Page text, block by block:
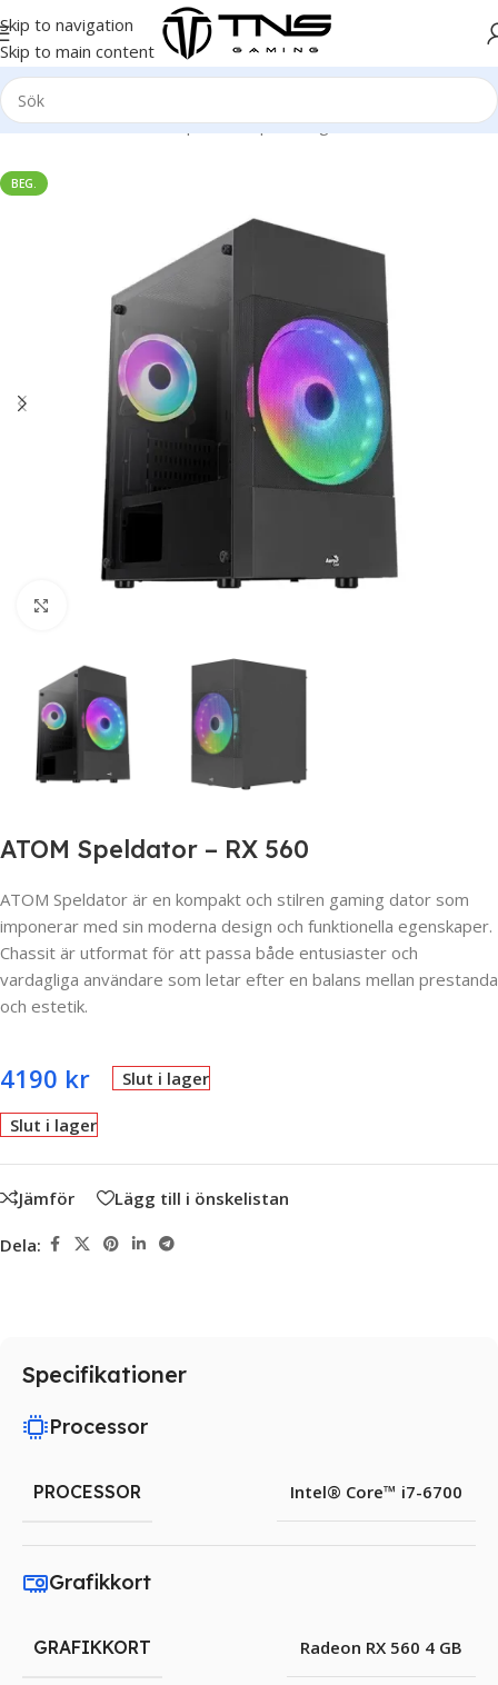
Skip to navigation
Skip to main content
Hem/Stationär dator/Speldator | Gamingdator
BEG.
ATOM Speldator – RX 560
ATOM Speldator är en kompakt och stilren gaming dator som
imponerar med sin moderna design och funktionella egenskaper.
Chassit är utformat för att passa både entusiaster och
vardagliga användare som letar efter en balans mellan prestanda
och estetik.
4190 kr Slut i lager
Slut i lager
Jämför Lägg till i önskelistan
Dela:
Specifikationer
Processor
PROCESSOR Intel® Core™ i7-6700
Grafikkort
GRAFIKKORT Radeon RX 560 4 GB